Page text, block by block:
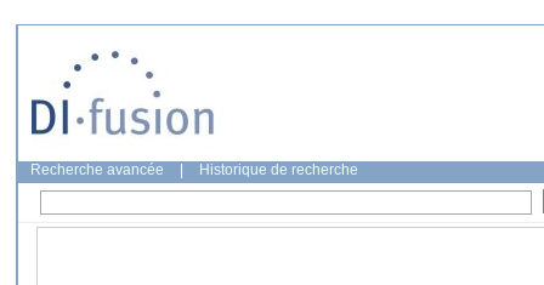
Recherche avancée Historique de recherche